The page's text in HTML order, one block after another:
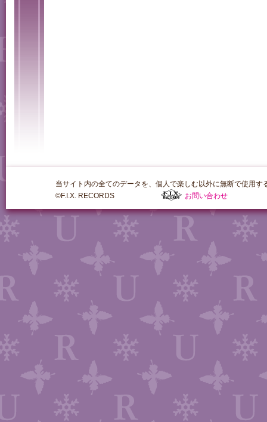
当サイト内の全てのデータを、個人で楽しむ以外に無断で使用す
©F.I.X. RECORDS
お問い合わせ